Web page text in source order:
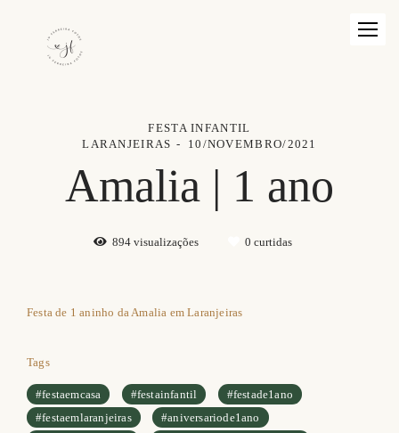
FESTA INFANTIL
LARANJEIRAS
10/NOVEMBRO/2021
Amalia | 1 ano
894 visualizações 0 curtidas
Festa de 1 aninho da Amalia em Laranjeiras
Tags
#festaemcasa #festainfantil
#festade1ano
#festaemlaranjeiras
#aniversariode1ano